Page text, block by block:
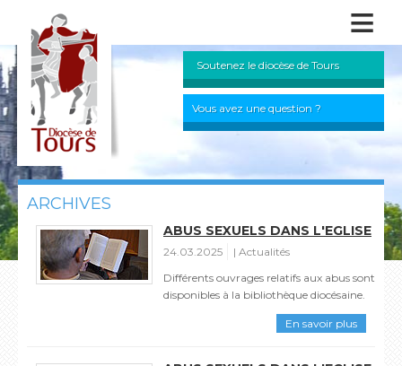
≡
Soutenez le diocèse de Tours
Vous avez une question ?
ARCHIVES
ABUS SEXUELS DANS L'EGLISE
24.03.2025
Actualités
Différents ouvrages relatifs aux abus sont
disponibles à la bibliothèque diocésaine.
En savoir plus